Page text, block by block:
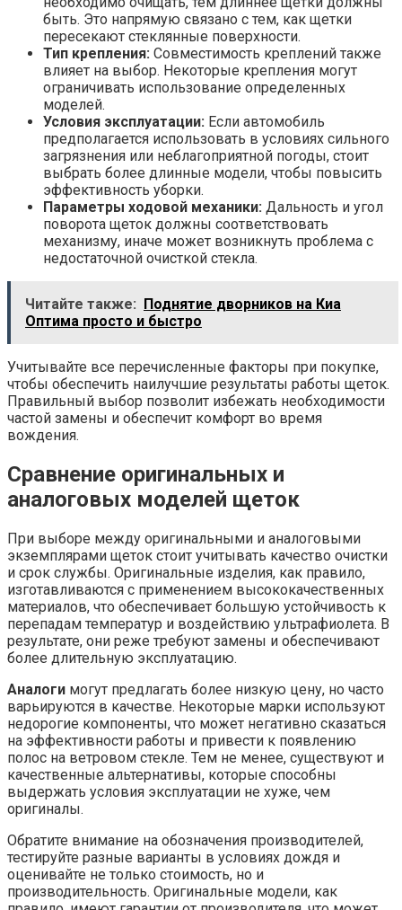
быть. Это напрямую связано с тем, как щетки
пересекают стеклянные поверхности.
Тип крепления: Совместимость креплений также
влияет на выбор. Некоторые крепления могут
ограничивать использование определенных
моделей.
Условия эксплуатации: Если автомобиль
предполагается использовать в условиях сильного
загрязнения или неблагоприятной погоды, стоит
выбрать более длинные модели, чтобы повысить
эффективность уборки.
Параметры ходовой механики: Дальность и угол
поворота щеток должны соответствовать
механизму, иначе может возникнуть проблема с
недостаточной очисткой стекла.
Читайте также:
Поднятие дворников на Киа
Оптима просто и быстро
Учитывайте все перечисленные факторы при покупке,
чтобы обеспечить наилучшие результаты работы щеток.
Правильный выбор позволит избежать необходимости
частой замены и обеспечит комфорт во время
вождения.
Сравнение оригинальных и
аналоговых моделей щеток
При выборе между оригинальными и аналоговыми
экземплярами щеток стоит учитывать качество очистки
и срок службы. Оригинальные изделия, как правило,
изготавливаются с применением высококачественных
материалов, что обеспечивает большую устойчивость к
перепадам температур и воздействию ультрафиолета. В
результате, они реже требуют замены и обеспечивают
более длительную эксплуатацию.
Аналоги могут предлагать более низкую цену, но часто
варьируются в качестве. Некоторые марки используют
недорогие компоненты, что может негативно сказаться
на эффективности работы и привести к появлению
полос на ветровом стекле. Тем не менее, существуют и
качественные альтернативы, которые способны
выдержать условия эксплуатации не хуже, чем
оригиналы.
Обратите внимание на обозначения производителей,
тестируйте разные варианты в условиях дождя и
оценивайте не только стоимость, но и
производительность. Оригинальные модели, как